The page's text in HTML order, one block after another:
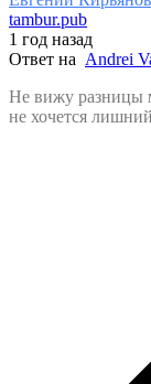
tambur.pub
1 год назад
Ответ на Andrei
Не вижу разницы
не хочется